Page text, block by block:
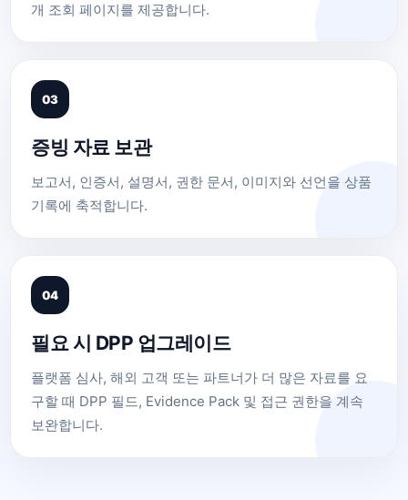
개 조회 페이지를 제공합니다.
03
증빙 자료 보관
보고서, 인증서, 설명서, 권한 문서, 이미지와 선언을 상품
기록에 축적합니다.
04
필요 시 DPP 업그레이드
플랫폼 심사, 해외 고객 또는 파트너가 더 많은 자료를 요
구할 때 DPP 필드, Evidence Pack 및 접근 권한을 계속
보완합니다.